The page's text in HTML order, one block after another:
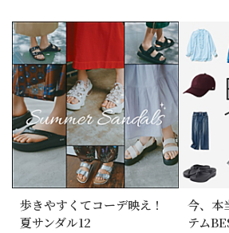
歩きやすくてコーデ映え！
夏サンダル12
今、本
テム